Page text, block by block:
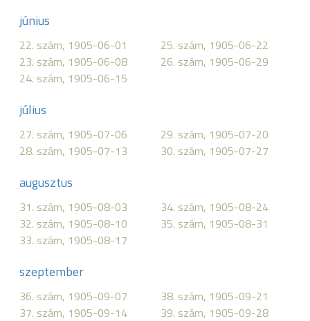
június
22. szám, 1905-06-01
23. szám, 1905-06-08
24. szám, 1905-06-15
25. szám, 1905-06-22
26. szám, 1905-06-29
július
27. szám, 1905-07-06
28. szám, 1905-07-13
29. szám, 1905-07-20
30. szám, 1905-07-27
augusztus
31. szám, 1905-08-03
32. szám, 1905-08-10
33. szám, 1905-08-17
34. szám, 1905-08-24
35. szám, 1905-08-31
szeptember
36. szám, 1905-09-07
37. szám, 1905-09-14
38. szám, 1905-09-21
39. szám, 1905-09-28